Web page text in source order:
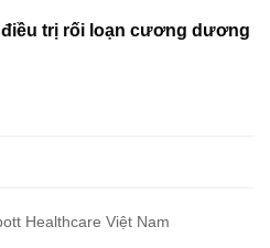
trị rối loạn cương dương
Healthcare Việt Nam